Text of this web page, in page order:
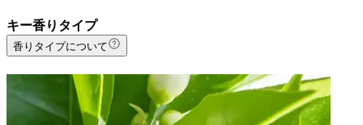
キー香りタイプ
香りタイプについて